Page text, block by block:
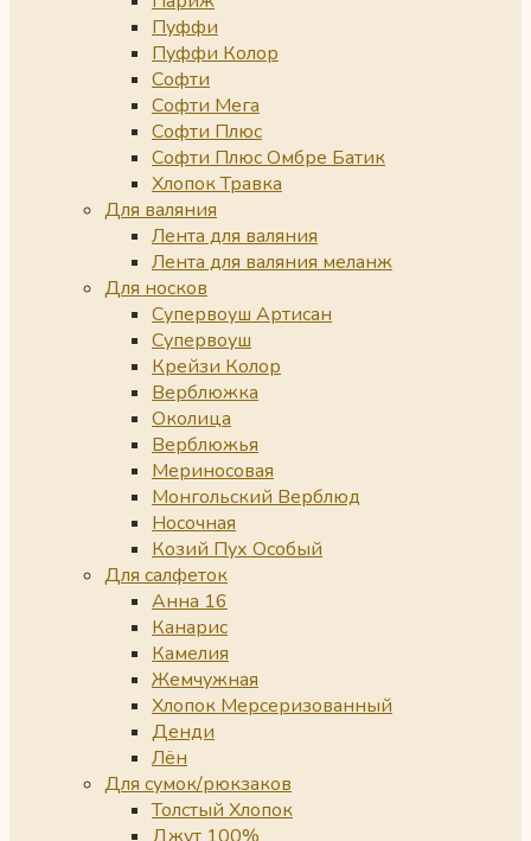
Пуффи
Пуффи Колор
Софти
Софти Мега
Софти Плюс
Софти Плюс Омбре Батик
Хлопок Травка
Для валяния
Лента для валяния
Лента для валяния меланж
Для носков
Супервоуш Артисан
Супервоуш
Крейзи Колор
Верблюжка
Околица
Верблюжья
Мериносовая
Монгольский Верблюд
Носочная
Козий Пух Особый
Для салфеток
Анна 16
Канарис
Камелия
Жемчужная
Хлопок Мерсеризованный
Денди
Лён
Для сумок/рюкзаков
Толстый Хлопок